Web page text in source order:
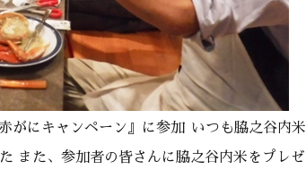
がにキャンペーン』に参加 いつも脇之谷内米
また、参加者の皆さんに脇之谷内米をプレゼ